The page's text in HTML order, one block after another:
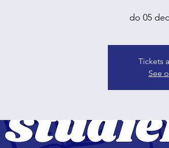
do 05 dec
Tickets
See